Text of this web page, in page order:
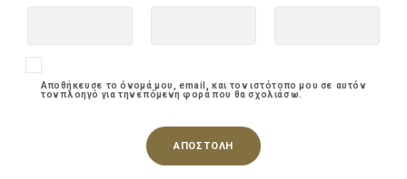
Αποθήκευσε το όνομά μου, email, και τον ιστότοπο μου σε αυτόν
τον πλοηγό για την επόμενη φορά που θα σχολιάσω.